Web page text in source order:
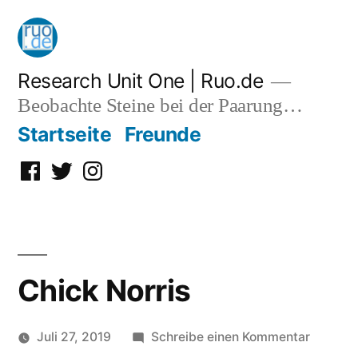
Zum
Inhalt
springen
Research Unit One | Ruo.de
Beobachte Steine bei der Paarung…
Startseite Freunde
Facebook
TwitterInstagram
Chick Norris
Juli 27, 2019 Schreibe einen Kommentarzu